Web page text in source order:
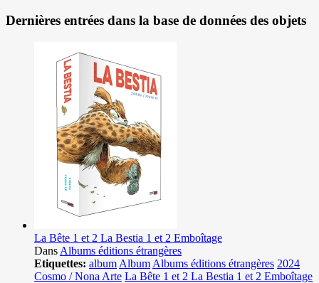
Dernières entrées dans la base de données des objets
La Bête 1 et 2 La Bestia 1 et 2 Emboîtage
Dans Albums éditions étrangères
Etiquettes: album Album Albums éditions étrangères 2024
Cosmo / Nona Arte La Bête 1 et 2 La Bestia 1 et 2 Emboîtage